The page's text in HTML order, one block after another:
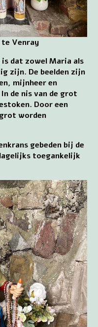
Venray
is dat zowel Maria als
zijn. De beelden zijn
mijnheer en
de nis van de grot
Door een
worden
gebeden bij de
toegankelijk